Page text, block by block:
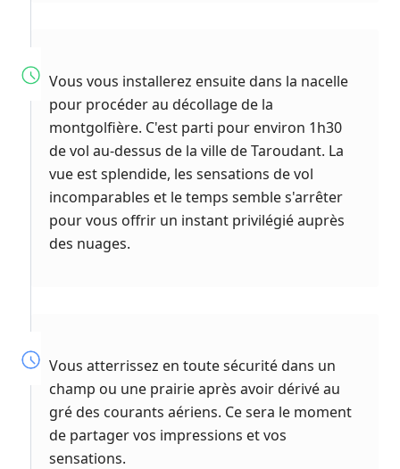
Vous vous installerez ensuite dans la nacelle
pour procéder au décollage de la
montgolfière. C'est parti pour environ 1h30
de vol au-dessus de la ville de Taroudant. La
vue est splendide, les sensations de vol
incomparables et le temps semble s'arrêter
pour vous offrir un instant privilégié auprès
des nuages.
Vous atterrissez en toute sécurité dans un
champ ou une prairie après avoir dérivé au
gré des courants aériens. Ce sera le moment
de partager vos impressions et vos
sensations.